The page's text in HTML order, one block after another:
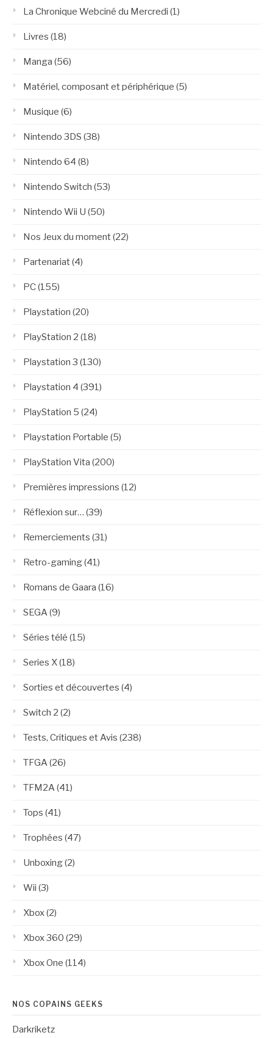
La Chronique Webciné du Mercredi (1)
Livres (18)
Manga (56)
Matériel, composant et périphérique (5)
Musique (6)
Nintendo 3DS (38)
Nintendo 64 (8)
Nintendo Switch (53)
Nintendo Wii U (50)
Nos Jeux du moment(22)
Partenariat(4)
PC(155)
Playstation (20)
PlayStation 2 (18)
Playstation 3 (130)
Playstation 4 (391)
PlayStation 5 (24)
Playstation Portable (5)
PlayStation Vita (200)
Premières impressions (12)
Réflexion sur… (39)
Remerciements (31)
Retro-gaming(41)
Romans de Gaara (16)
SEGA (9)
Séries télé (15)
Series X(18)
Sorties et découvertes (4)
Switch 2 (2)
Tests, Critiques et Avis (238)
TFGA (26)
TFM2A (41)
Tops (41)
Trophées (47)
Unboxing(2)
Wii (3)
Xbox(2)
Xbox 360 (29)
Xbox One (114)
NOS COPAINS GEEKS
Darkriketz